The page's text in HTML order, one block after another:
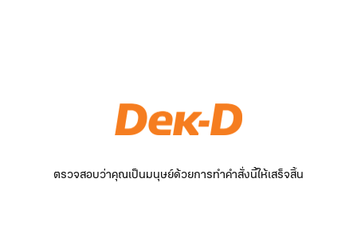
ตรวจสอบว่าคุณเป็นมนุษย์ด้วยการทำคำสั่งนี้ให้เสร็จสิ้น